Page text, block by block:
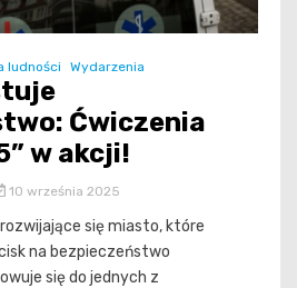
ludności Wydarzenia
Ćwiczenia
w akcji!
10 września 2025
się miasto, które
na bezpieczeństwo
się do jednych z